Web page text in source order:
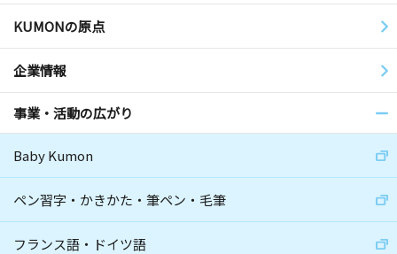
KUMONの原点
企業情報
事業・活動の広がり
Baby Kumon
ペン習字・かきかた・筆ペン・毛筆
フランス語・ドイツ語